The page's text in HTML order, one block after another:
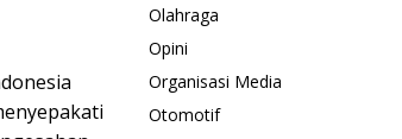
Olahraga
Opini
Organisasi Media
Otomotif